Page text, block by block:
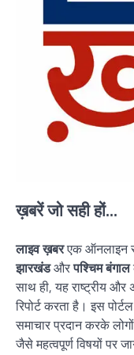
ख़बरें जो सही हों...
लाइव ख़बरएक ऑनलाइन
झारखंडऔरपश्चिम बंगाल
साथ ही, यह राष्ट्रीय और
रिपोर्ट करता है। इस
समाचार प्रदान करके
जैसे महत्वपूर्ण विषयों पर